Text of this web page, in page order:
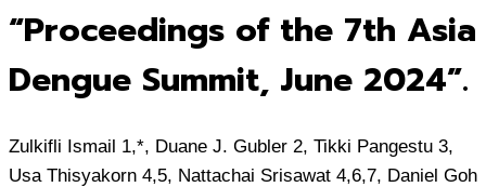
“Proceedings of the 7th Asia
Dengue Summit, June 2024”.
Zulkifli Ismail 1,*, Duane J. Gubler 2, Tikki Pangestu 3,
Usa Thisyakorn 4,5, Nattachai Srisawat 4,6,7, Daniel Goh